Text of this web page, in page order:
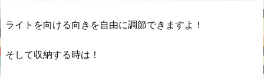
ライトを向ける向きを自由に調節できますよ！
そして収納する時は！